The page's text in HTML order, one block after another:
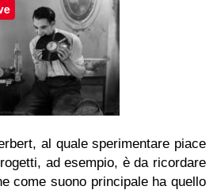
al quale sperimentare piace
ad esempio, è da ricordare
come suono principale ha quello